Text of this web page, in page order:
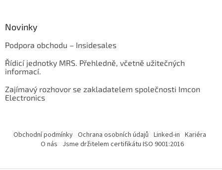
Novinky
Podpora obchodu – Insidesales
Řídicí jednotky MRS. Přehledně, včetně užitečných
informací.
Zajímavý rozhovor se zakladatelem společnosti Imcon
Electronics
Obchodní podmínky Ochrana osobních údajů Linked-in Kariéra
O nás Jsme držitelem certifikátu ISO 9001:2016